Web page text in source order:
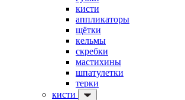
кисти
аппликаторы
щётки
кельмы
скребки
мастихины
шпатулетки
терки
кисти